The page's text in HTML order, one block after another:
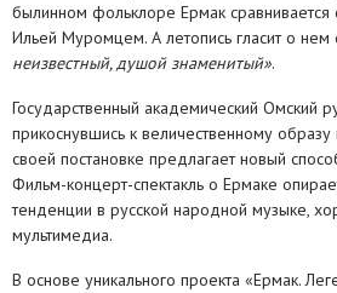
былинном фольклоре Ермак сравнивается
Ильей Муромцем. А летопись гласит о
неизвестный, душой знаменитый».
Государственный академический Омский
прикоснувшись к величественному
своей постановке предлагает новый
Фильм-концерт-спектакль о Ермаке
тенденции в русской народной музыке,
мультимедиа.
В основе уникального проекта «Ермак.